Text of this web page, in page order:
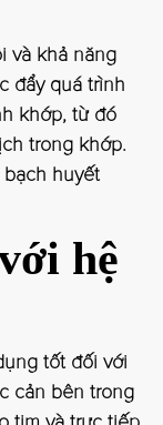
và khả năng
đẩy quá trình
khớp, từ đó
trong khớp.
bạch huyết
hệ
tốt đối với
cản bên trong